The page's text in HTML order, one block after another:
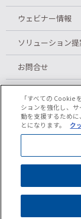
ウェビナー情報
ソリューション
お問合せ
「すべての Cookie
ションを強化し、
動を支援するため
とになります。
ク